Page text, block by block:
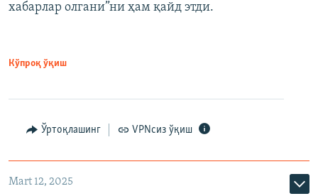
хабарлар олгани”ни ҳам қайд этди.
Кўпроқ ўқиш
Ўртоқлашинг VPNсиз ўқиш
Mart 12, 2025